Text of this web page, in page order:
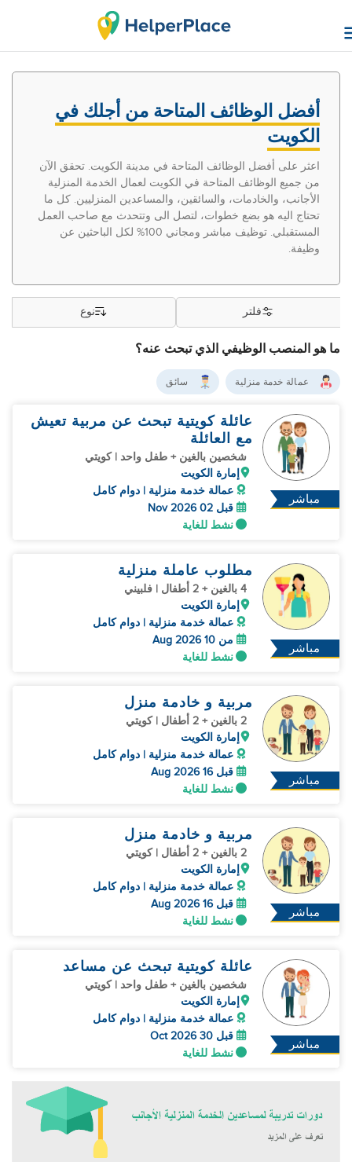
أفضل الوظائف المتاحة من أجلك في
الكويت
اعثر على أفضل الوظائف المتاحة في مدينة الكويت. تحقق الآن
من جميع الوظائف المتاحة في الكويت لعمال الخدمة المنزلية
الأجانب، والخادمات، والسائقين، والمساعدين المنزليين. كل ما
تحتاج اليه هو بضع خطوات، لتصل الى وتتحدث مع صاحب العمل
المستقبلي. توظيف مباشر ومجاني 100% لكل الباحثين عن
وظيفة.
ما هو المنصب الوظيفي الذي تبحث عنه؟
فلتر نوع
عمالة خدمة منزلية سائق
مباشر
عائلة كويتية تبحث عن مربية تعيش
مع العائلة
شخصين بالغين + طفل واحد | كويتي
إمارة الكويت
عمالة خدمة منزلية | دوام كامل
قبل 02 Nov 2026
نشط للغاية
مباشر
مطلوب عاملة منزلية
4 بالغين + 2 أطفال | فلبيني
إمارة الكويت
عمالة خدمة منزلية | دوام كامل
من 10 Aug 2026
نشط للغاية
مباشر
مربية و خادمة منزل
2 بالغين + 2 أطفال | كويتي
إمارة الكويت
عمالة خدمة منزلية | دوام كامل
قبل 16 Aug 2026
نشط للغاية
مباشر
مربية و خادمة منزل
2 بالغين + 2 أطفال | كويتي
إمارة الكويت
عمالة خدمة منزلية | دوام كامل
قبل 16 Aug 2026
نشط للغاية
مباشر
عائلة كويتية تبحث عن مساعد
شخصين بالغين + طفل واحد | كويتي
إمارة الكويت
عمالة خدمة منزلية | دوام كامل
قبل 30 Oct 2026
نشط للغاية